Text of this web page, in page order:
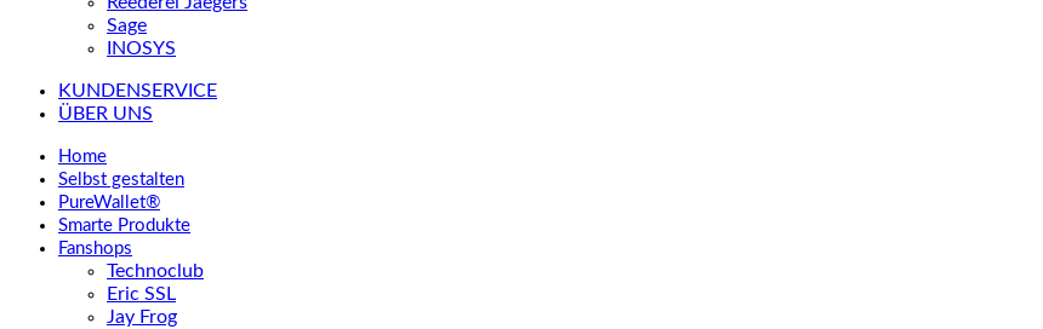
Sage
INOSYS
KUNDENSERVICE
ÜBER UNS
Home
Selbst gestalten
PureWallet®
Smarte Produkte
Fanshops
Technoclub
Eric SSL
Jay Frog